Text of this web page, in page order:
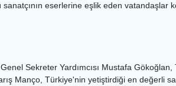
sanatçının eserlerine eşlik eden vatandaşlar
Sekreter Yardımcısı Mustafa
Manço, Türkiye'nin yetiştirdiği en değerli